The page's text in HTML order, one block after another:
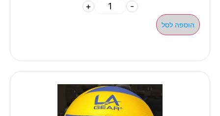
-
+
הוספה לסל